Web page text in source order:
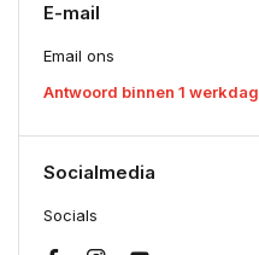
E-mail
Email ons
Antwoord binnen 1 werkdag
Socialmedia
Socials